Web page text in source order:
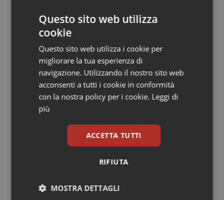
Sangue & coagulazione
Tiroide
Tumore al seno
Tumore ovarico
Tumori del Polmone & Testa Collo
Tumori gastrointestinali
Ulcera & Reflusso
Potrebbe interessarti in
Governo e Parlamento
smaltire le scorte Covid, le liste
d’attesa tornano al Siveas e il
controllo sulle agende di
delle tariffe ospedaliere e la proroga dei gettonisti
Università. Bernini firma il decreto:
27.000 posti per Medicina, 3.000 in
Questo sito web utilizza
cookie
Questo sito web utilizza i cookie per
migliorare la tua esperienza di
navigazione. Utilizzando il nostro sito web
acconsenti a tutti i cookie in conformità
con la nostra policy per i cookie. Leggi di
più
ACCETTA TUTTI
RIFIUTA
MOSTRA DETTAGLI